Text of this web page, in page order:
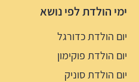
ימי הולדת לפי נושא
יום הולדת כדורגל
יום הולדת פוקימון
יום הולדת סוניק